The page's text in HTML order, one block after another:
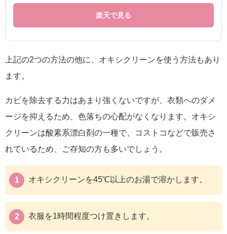
楽天で見る
上記の2つの方法の他に、オキシクリーンを使う方法もあり
ます。
カビを除去する力はあまり強くないですが、衣類へのダメ
ージを抑えるため、色落ちの心配がなくなります。オキシ
クリーンは酸素系漂白剤の一種で、コストコなどで販売さ
れているため、ご存知の方も多いでしょう。
オキシクリーンを45℃以上のお湯で溶かします。
衣服を1時間程度つけ置きします。